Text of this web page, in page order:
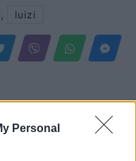
Personal
, luizi